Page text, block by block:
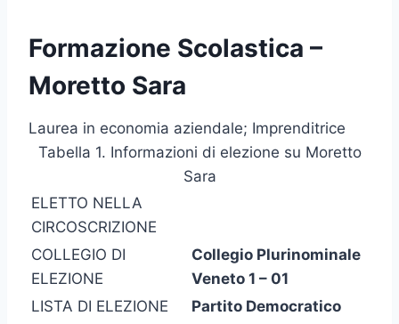
Formazione Scolastica –
Moretto Sara
Laurea in economia aziendale; Imprenditrice
Tabella 1. Informazioni di elezione su Moretto
Sara
ELETTO NELLA
CIRCOSCRIZIONE
COLLEGIO DI
ELEZIONE
Collegio Plurinominale
Veneto 1 – 01
LISTA DI ELEZIONE
Partito Democratico